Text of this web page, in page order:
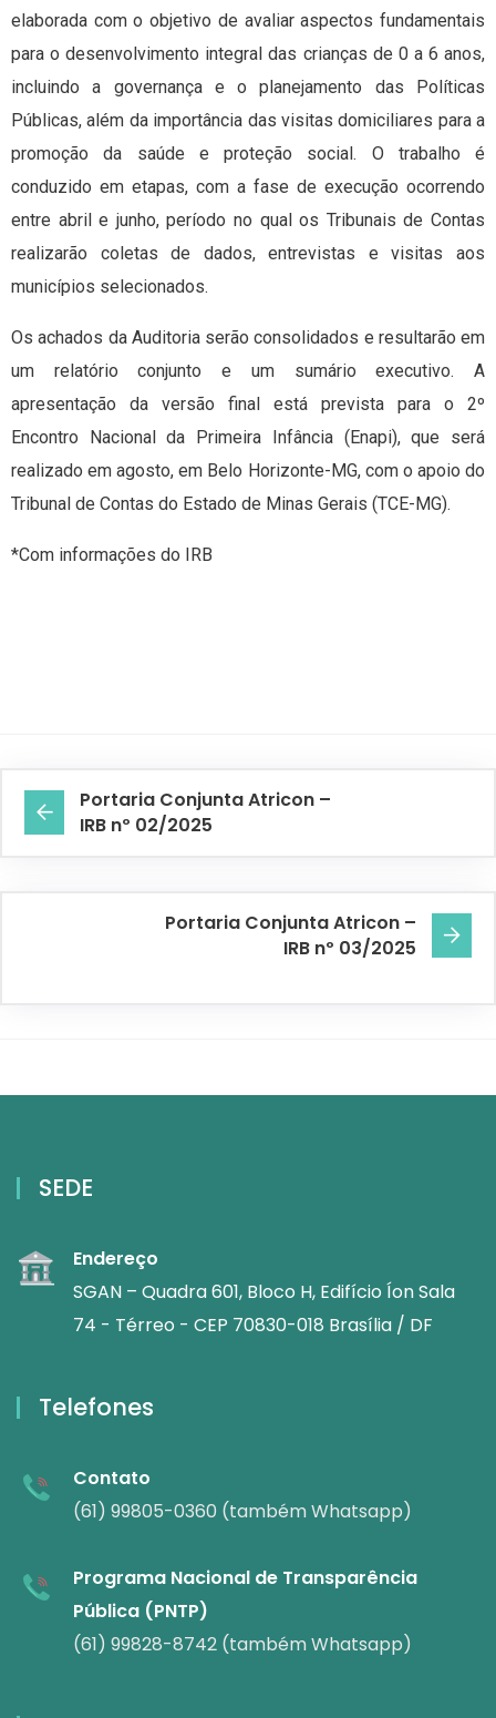
elaborada com o objetivo de avaliar aspectos fundamentais
para o desenvolvimento integral das crianças de 0 a 6 anos,
incluindo a governança e o planejamento das Políticas
Públicas, além da importância das visitas domiciliares para a
promoção da saúde e proteção social. O trabalho é
conduzido em etapas, com a fase de execução ocorrendo
entre abril e junho, período no qual os Tribunais de Contas
realizarão coletas de dados, entrevistas e visitas aos
municípios selecionados.
Os achados da Auditoria serão consolidados e resultarão em
um relatório conjunto e um sumário executivo. A
apresentação da versão final está prevista para o 2º
Encontro Nacional da Primeira Infância (Enapi), que será
realizado em agosto, em Belo Horizonte-MG, com o apoio do
Tribunal de Contas do Estado de Minas Gerais (TCE-MG).
*Com informações do IRB
Portaria Conjunta Atricon –
IRB nº 02/2025
Portaria Conjunta Atricon –
IRB nº 03/2025
SEDE
Endereço
SGAN – Quadra 601, Bloco H, Edifício Íon Sala
74 - Térreo - CEP 70830-018 Brasília / DF
Telefones
Contato
(61) 99805-0360 (também Whatsapp)
Programa Nacional de Transparência
Pública (PNTP)
(61) 99828-8742 (também Whatsapp)